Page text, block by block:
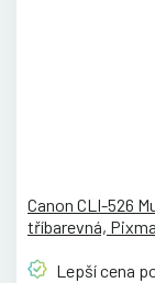
Canon CLI-526
tříbarevná,
Lepší cena